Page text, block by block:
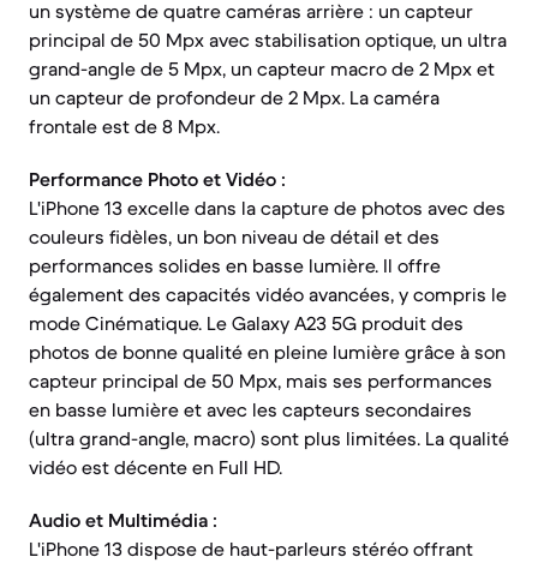
un système de quatre caméras arrière : un capteur
principal de 50 Mpx avec stabilisation optique, un ultra
grand-angle de 5 Mpx, un capteur macro de 2 Mpx et
un capteur de profondeur de 2 Mpx. La caméra
frontale est de 8 Mpx.
Performance Photo et Vidéo :
L'iPhone 13 excelle dans la capture de photos avec des
couleurs fidèles, un bon niveau de détail et des
performances solides en basse lumière. Il offre
également des capacités vidéo avancées, y compris le
mode Cinématique. Le Galaxy A23 5G produit des
photos de bonne qualité en pleine lumière grâce à son
capteur principal de 50 Mpx, mais ses performances
en basse lumière et avec les capteurs secondaires
(ultra grand-angle, macro) sont plus limitées. La qualité
vidéo est décente en Full HD.
Audio et Multimédia :
L'iPhone 13 dispose de haut-parleurs stéréo offrant